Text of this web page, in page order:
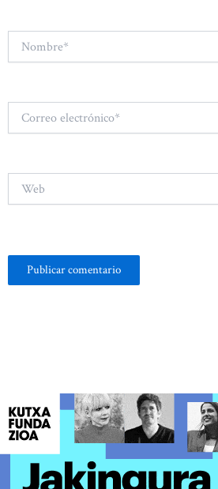
electrónico*